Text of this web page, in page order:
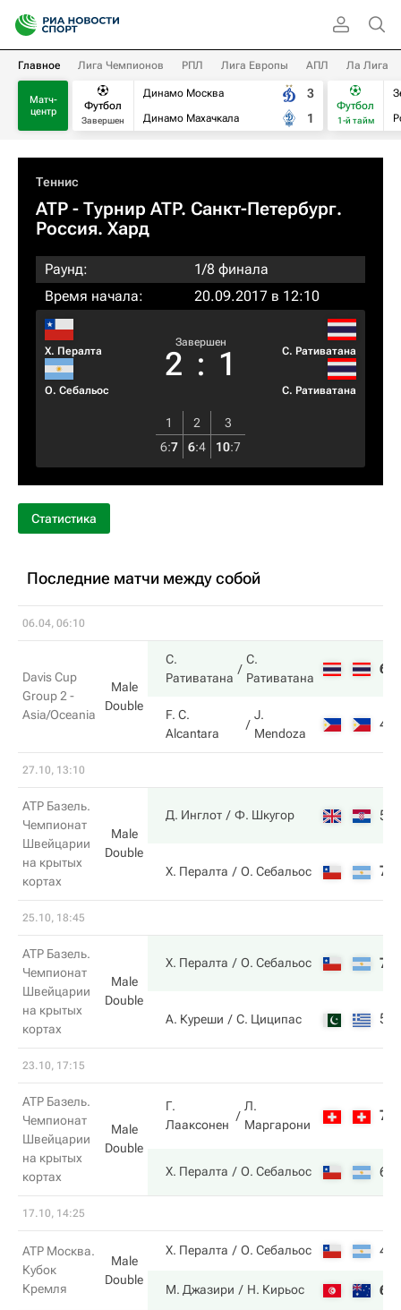
Главное Лига Чемпионов РПЛ Лига Европы АПЛ Ла Лига
Матч-
центр
Футбол
Завершен
Динамо Москва
Динамо Махачкала
3
1
Футбол
1-й тайм
Теннис
ATP - Турнир ATP. Санкт-Петербург.
Россия. Хард
Раунд:
1/8 финала
Время начала:
20.09.2017 в 12:10
Х. Пералта
О. Себальос
Завершен
2 : 1 С. Ративатана
С. Ративатана
1 2
3
6:7 6:4 10:7
Статистика
Последние матчи между собой
06.04, 06:10
Davis Cup
Group 2 -
Asia/Oceania
Male
Double
С.
Ративатана
С.
Ративатана
6
F. C.
Alcantara
J.
Mendoza
4
27.10, 13:10
ATP Базель.
Чемпионат
Швейцарии
на крытых
кортах
Male
Double
Д. Инглот Ф. Шкугор 5
Х. Пералта О. Себальос 7
25.10, 18:45
ATP Базель.
Чемпионат
Швейцарии
на крытых
кортах
Male
Double
Х. Пералта О. Себальос 7
А. Куреши С. Циципас 5
23.10, 17:15
ATP Базель.
Чемпионат
Швейцарии
на крытых
кортах
Male
Double
Г.
Лааксонен
Л.
Маргарони
7
Х. Пералта О. Себальос 6
17.10, 14:25
ATP Москва.
Кубок
Кремля
Male
Double
Х. Пералта О. Себальос 4
М. Джазири Н. Кирьос 6